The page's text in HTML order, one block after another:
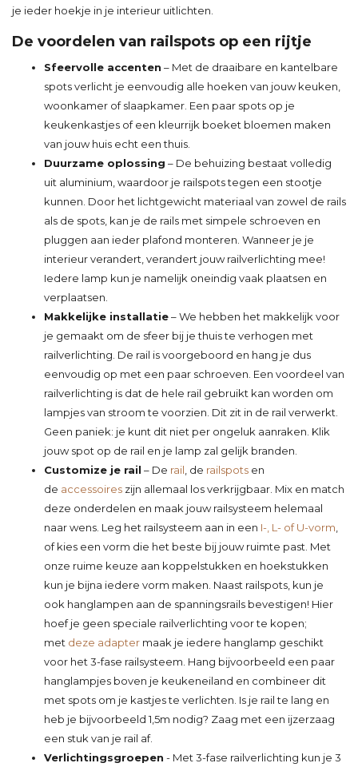
je ieder hoekje in je interieur uitlichten.
De voordelen van railspots op een rijtje
Sfeervolle accenten – Met de draaibare en kantelbare
spots verlicht je eenvoudig alle hoeken van jouw keuken,
woonkamer of slaapkamer. Een paar spots op je
keukenkastjes of een kleurrijk boeket bloemen maken
van jouw huis echt een thuis.
Duurzame oplossing – De behuizing bestaat volledig
uit aluminium, waardoor je railspots tegen een stootje
kunnen. Door het lichtgewicht materiaal van zowel de rails
als de spots, kan je de rails met simpele schroeven en
pluggen aan ieder plafond monteren. Wanneer je je
interieur verandert, verandert jouw railverlichting mee!
Iedere lamp kun je namelijk oneindig vaak plaatsen en
verplaatsen.
Makkelijke installatie– We hebben het makkelijk voor
je gemaakt om de sfeer bij je thuis te verhogen met
railverlichting. De rail is voorgeboord en hang je dus
eenvoudig op met een paar schroeven. Een voordeel van
railverlichting is dat de hele rail gebruikt kan worden om
lampjes van stroom te voorzien. Dit zit in de rail verwerkt.
Geen paniek: je kunt dit niet per ongeluk aanraken. Klik
jouw spot op de rail en je lamp zal gelijk branden.
Customize je rail – De rail , de railspots en
de accessoires zijn allemaal los verkrijgbaar. Mix en match
deze onderdelen en maak jouw railsysteem helemaal
naar wens. Leg het railsysteem aan in een I-, L- of U-vorm
of kies een vorm die het beste bij jouw ruimte past. Met
onze ruime keuze aan koppelstukken en hoekstukken
kun je bijna iedere vorm maken. Naast railspots, kun je
ook hanglampen aan de spanningsrails bevestigen! Hier
hoef je geen speciale railverlichting voor te kopen;
met deze adapter maak je iedere hanglamp geschikt
voor het 3-fase railsysteem. Hang bijvoorbeeld een paar
hanglampjes boven je keukeneiland en combineer dit
met spots om je kastjes te verlichten. Is je rail te lang en
heb je bijvoorbeeld 1,5m nodig? Zaag met een ijzerzaag
een stuk van je rail af.
Verlichtingsgroepen - Met 3-fase railverlichting kun je 3